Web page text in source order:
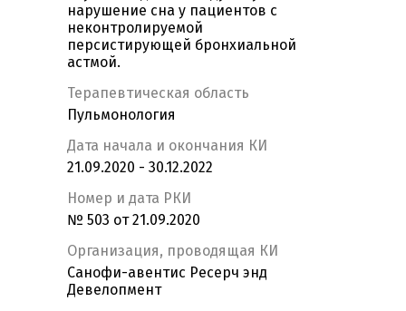
нарушение сна у пациентов с
неконтролируемой
персистирующей бронхиальной
астмой.
Терапевтическая область
Пульмонология
Дата начала и окончания КИ
21.09.2020 - 30.12.2022
Номер и дата РКИ
№ 503 от 21.09.2020
Организация, проводящая КИ
Санофи-авентис Ресерч энд
Девелопмент